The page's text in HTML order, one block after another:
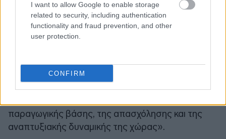
I want to allow Google to enable storage
related to security, including authentication
functionality and fraud prevention, and other
user protection.
CONFIRM
Χρειαζόμαστε μια νέα ισορροπία: περισσότερη
ρευστότητα, δικαιότερες ρυθμίσεις και ένα
κράτος που δε θα λειτουργεί ως παράγοντας
Η στήριξη της μικρομεσαίας επιχειρηματικότητας
παραγωγικής βάσης, της απασχόλησης και της
αναπτυξιακής δυναμικής της χώρας».